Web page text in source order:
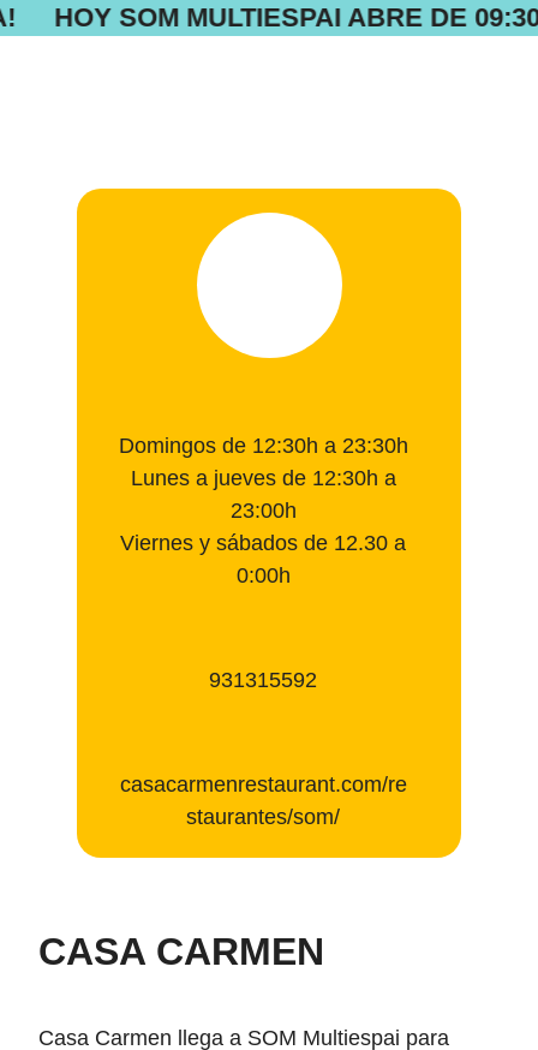
HOY SOM MULTIESPAI ABRE DE
Domingos de 12:30h a 23:30h
Lunes a jueves de 12:30h a
23:00h
Viernes y sábados de 12.30 a
0:00h
931315592
casacarmenrestaurant.com/re
staurantes/som/
CASA CARMEN
Casa Carmen llega a SOM Multiespai para